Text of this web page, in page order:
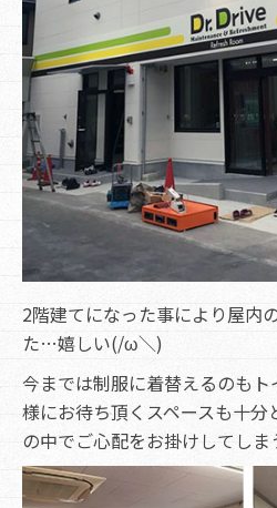
2階建てになった事により屋内
た…嬉しい(/ω＼)
今までは制服に着替えるのも
様にお待ち頂くスペースも十
の中でご心配をお掛けしてし